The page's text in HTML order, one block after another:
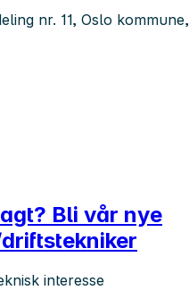
nr. 11, Oslo kommune,
Bli vår nye
interesse